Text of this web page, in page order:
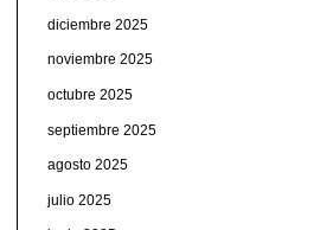
diciembre 2025
noviembre 2025
octubre 2025
septiembre 2025
agosto 2025
julio 2025